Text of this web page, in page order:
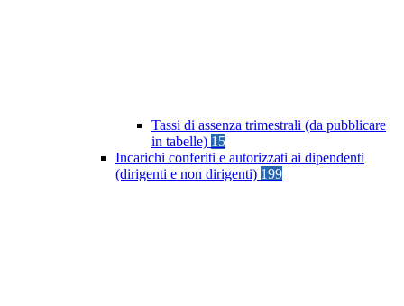
Tassi di assenza trimestrali (da pubblicare
in tabelle) 15
Incarichi conferiti e autorizzati ai dipendenti
(dirigenti e non dirigenti) 199